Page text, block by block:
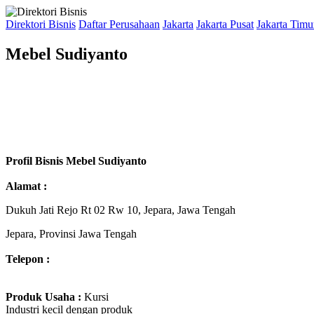
Direktori Bisnis Daftar Perusahaan Jakarta Jakarta Pusat Jakarta
Mebel Sudiyanto
Profil Bisnis Mebel Sudiyanto
Alamat :
Dukuh Jati Rejo Rt 02 Rw 10, Jepara, Jawa Tengah
Jepara, Provinsi Jawa Tengah
Telepon :
Produk Usaha : Kursi
Industri kecil dengan produk